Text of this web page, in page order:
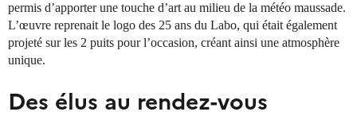
permis d’apporter une touche d’art au milieu de la météo maussade.
L’œuvre reprenait le logo des 25 ans du Labo, qui était également
projeté sur les 2 puits pour l’occasion, créant ainsi une atmosphère
unique.
Des élus au rendez-vous